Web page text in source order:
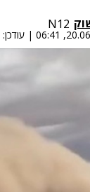
N12
| עודכן: